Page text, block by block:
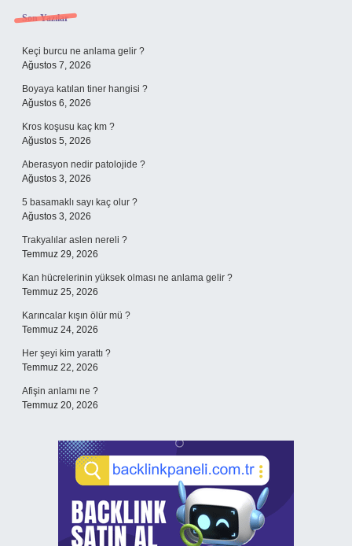
Sidebar
Son Yazılar
Keçi burcu ne anlama gelir ?
Ağustos 7, 2026
Boyaya katılan tiner hangisi ?
Ağustos 6, 2026
Kros koşusu kaç km ?
Ağustos 5, 2026
Aberasyon nedir patolojide ?
Ağustos 3, 2026
5 basamaklı sayı kaç olur ?
Ağustos 3, 2026
Trakyalılar aslen nereli ?
Temmuz 29, 2026
Kan hücrelerinin yüksek olması ne anlama gelir ?
Temmuz 25, 2026
Karıncalar kışın ölür mü ?
Temmuz 24, 2026
Her şeyi kim yarattı ?
Temmuz 22, 2026
Afişin anlamı ne ?
Temmuz 20, 2026